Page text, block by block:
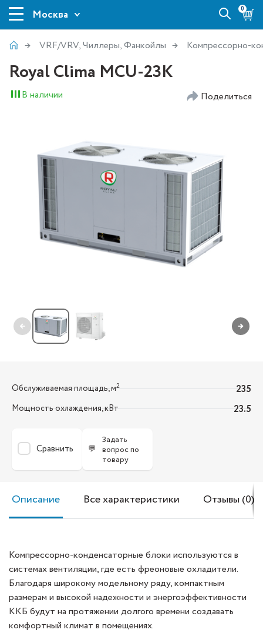
Москва 0
VRF/VRV, Чиллеры, Фанкойлы Компрессорно-
Royal Clima MCU-23K
В наличии Поделиться
← →
Обслуживаемая площадь, м2 235
Мощность охлаждения, кВт 23.5
Сравнить 💬
Задать
вопрос по
товару
Описание Все характеристики Отзывы (0)
Компрессорно-конденсаторные блоки используются в
системах вентиляции, где есть фреоновые охладители.
Благодаря широкому модельному ряду, компактным
размерам и высокой надежности и энергоэффективности
ККБ будут на протяжении долгого времени создавать
комфортный климат в помещениях.